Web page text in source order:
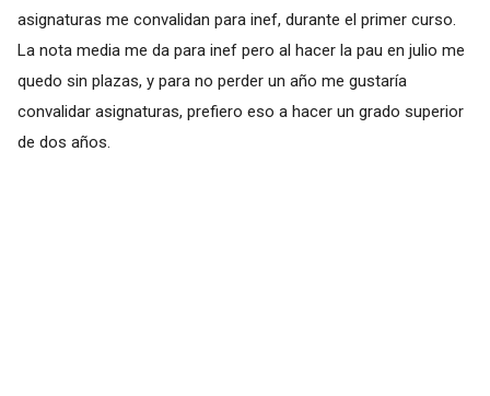
asignaturas me convalidan para inef, durante el primer curso.
La nota media me da para inef pero al hacer la pau en julio me
quedo sin plazas, y para no perder un año me gustaría
convalidar asignaturas, prefiero eso a hacer un grado superior
de dos años.